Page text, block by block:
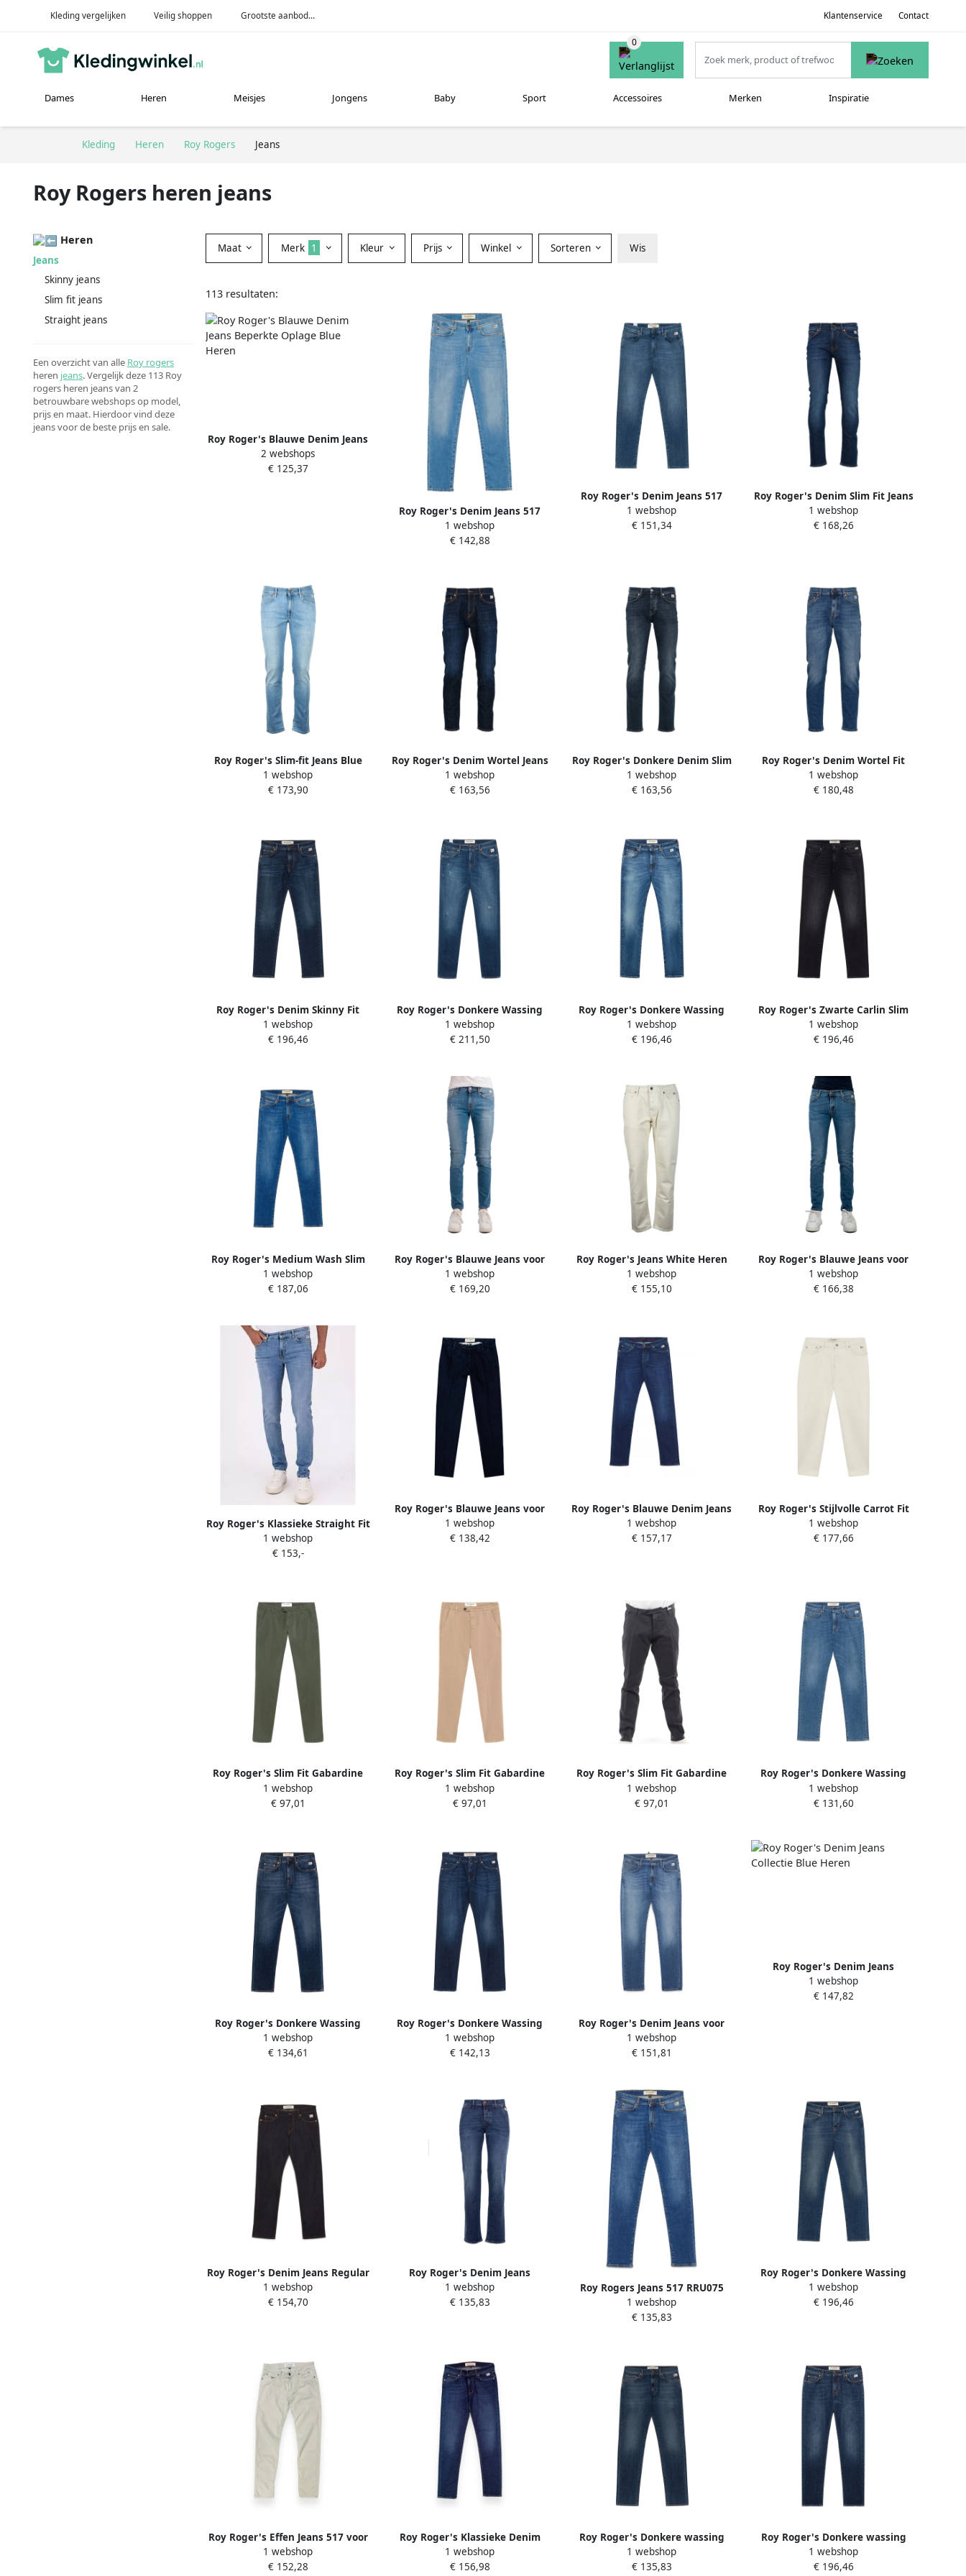
Kleding vergelijken Veilig shoppen Grootste aanbod... Klantenservice Contact
Dames Heren Meisjes Jongens Baby Sport Accessoires Merken Inspiratie
Kleding Heren Roy Rogers Jeans
Roy Rogers heren jeans
Heren
Jeans
Skinny jeans
Slim fit jeans
Straight jeans
Een overzicht van alle Roy rogers
heren jeans. Vergelijk deze 113 Roy
rogers heren jeans van 2
betrouwbare webshops op model,
prijs en maat. Hierdoor vind deze
jeans voor de beste prijs en sale.
Maat Merk 1 Kleur Prijs Winkel Sorteren Wis
113 resultaten:
Roy Roger's Blauwe Denim Jeans
Beperkte Oplage Blue Heren
2 webshops
€ 125,37
Roy Roger's Denim Jeans 517
Wash 57 Blue Heren
1 webshop
€ 142,88
Roy Roger's Denim Jeans 517
Nick Blue Heren
1 webshop
€ 151,34
Roy Roger's Denim Slim Fit Jeans
Blue Heren
1 webshop
€ 168,26
Roy Roger's Slim-fit Jeans Blue
Heren
1 webshop
€ 173,90
Roy Roger's Denim Wortel Jeans
met Salpa Applicatie Blue Heren
1 webshop
€ 163,56
Roy Roger's Donkere Denim Slim
Fit Jeans Blue Heren
1 webshop
€ 163,56
Roy Roger's Denim Wortel Fit
Jeans Blue Heren
1 webshop
€ 180,48
Roy Roger's Denim Skinny Fit
Jeans 317 Keith Blue Heren
1 webshop
€ 196,46
Roy Roger's Donkere Wassing
Denim Slim Fit Jeans Blue Heren
1 webshop
€ 211,50
Roy Roger's Donkere Wassing
Skinny Fit Denim Jeans Blue
Heren
1 webshop
€ 196,46
Roy Roger's Zwarte Carlin Slim
Fit Jeans Black Heren
1 webshop
€ 196,46
Roy Roger's Medium Wash Slim
Fit Denim Jeans Blue Heren
1 webshop
€ 187,06
Roy Roger's Blauwe Jeans voor
Mannen Blue Heren
1 webshop
€ 169,20
Roy Roger's Jeans White Heren
1 webshop
€ 155,10
Roy Roger's Blauwe Jeans voor
Mannen Blue Heren
1 webshop
€ 166,38
Roy Roger's Klassieke Straight Fit
Denim Jeans Blue Heren
1 webshop
€ 153,-
Roy Roger's Blauwe Jeans voor
Mannen Aw24 Blue Heren
1 webshop
€ 138,42
Roy Roger's Blauwe Denim Jeans
Klassieke Pasvorm Blue Heren
1 webshop
€ 157,17
Roy Roger's Stijlvolle Carrot Fit
Denim Jeans White Heren
1 webshop
€ 177,66
Roy Roger's Slim Fit Gabardine
Jeans Green Heren
1 webshop
€ 97,01
Roy Roger's Slim Fit Gabardine
Jeans Brown Heren
1 webshop
€ 97,01
Roy Roger's Slim Fit Gabardine
Jeans Gray Heren
1 webshop
€ 97,01
Roy Roger's Donkere Wassing
Slim Fit Denim Jeans Blue Heren
1 webshop
€ 131,60
Roy Roger's Donkere Wassing
Denim Jeans Blue Heren
1 webshop
€ 134,61
Roy Roger's Donkere Wassing
Slim Fit Denim Jeans Blue Heren
1 webshop
€ 142,13
Roy Roger's Denim Jeans voor
Mannen Blue Heren
1 webshop
€ 151,81
Roy Roger's Denim Jeans
Collectie Blue Heren
1 webshop
€ 147,82
Roy Roger's Denim Jeans Regular
Fit Blue Heren
1 webshop
€ 154,70
Roy Roger's Denim Jeans
Collectie Blue Heren
1 webshop
€ 135,83
Roy Rogers Jeans 517 RRU075
CH422750-999 WASH 81
1 webshop
€ 135,83
Roy Roger's Donkere Wassing
Slim Fit Denim Jeans Blue Heren
1 webshop
€ 196,46
Roy Roger's Effen Jeans 517 voor
Mannen Beige Heren
1 webshop
€ 152,28
Roy Roger's Klassieke Denim
Jeans 517 Blue Heren
1 webshop
€ 156,98
Roy Roger's Donkere wassing
slim fit denim jeans Blue Heren
1 webshop
€ 135,83
Roy Roger's Donkere wassing
slim fit denim jeans Blue Heren
1 webshop
€ 196,46